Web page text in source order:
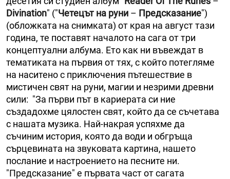
Divination" ("Четецът на руни – Предсказание")
(обложката на снимката) от края на август тази
година, те поставят началото на сага от три
концептуални албума. Ето как ни въвеждат в
тематиката на първия от тях, с който потегляме
на наситено с приключения пътешествие в
мистичен свят на руни, магии и незрими древни
сили: "За първи път в кариерата си ние
създадохме цялостен свят, който да се съчетава
с нашата музика. Най-накрая успяхме да
съчиним история, която да води и обгръща
сърцевината на звуковата картина, нашето
послание и настроението на песните ни.
"Предсказание" е първата част от сагата